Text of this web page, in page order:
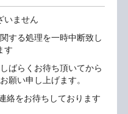
いません
する処理を一時中断致し
す
ばらくお待ち頂いてから
願い申し上げます。
絡をお待ちしております